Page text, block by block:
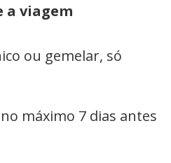
a viagem
ou gemelar, só
máximo 7 dias antes